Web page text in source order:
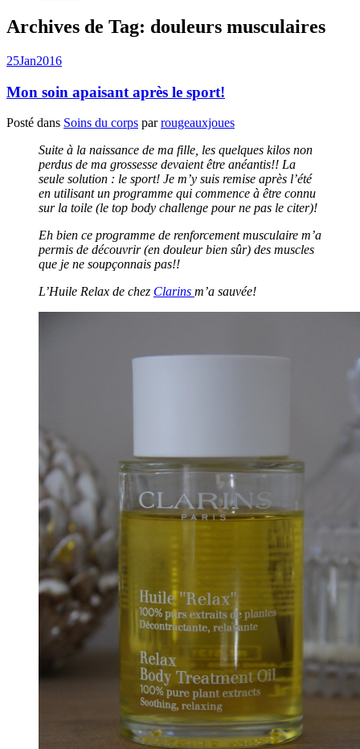
Archives de Tag: douleurs musculaires
25Jan2016
Mon soin apaisant après le sport!
Posté dans Soins du corps parrougeauxjoues
Suite à la naissance de ma fille, les quelques kilos non
perdus de ma grossesse devaient être anéantis!! La
seule solution : le sport! Je m’y suis remise après l’été
en utilisant un programme qui commence à être connu
sur la toile (le top body challenge pour ne pas le citer)!
Eh bien ce programme de renforcement musculaire m’a
permis de découvrir (en douleur bien sûr) des muscles
que je ne soupçonnais pas!!
L’Huile Relax de chez Clarins m’a sauvée!